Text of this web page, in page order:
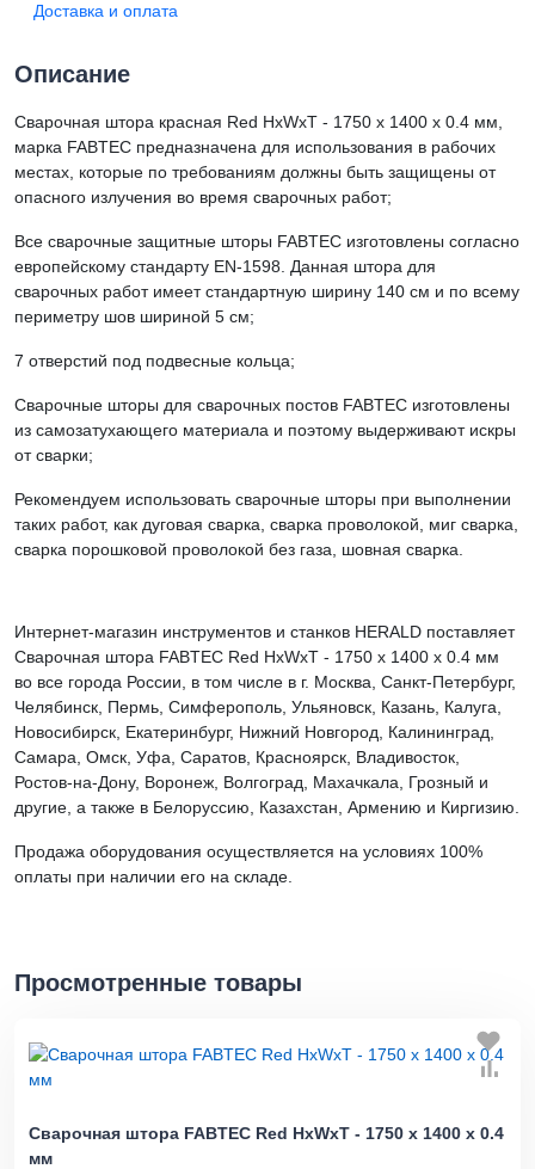
Доставка и оплата
Описание
Сварочная штора красная Red HхWхТ - 1750 х 1400 х 0.4 мм,
марка FABTEC предназначена для использования в рабочих
местах, которые по требованиям должны быть защищены от
опасного излучения во время сварочных работ;
Все сварочные защитные шторы FABTEC изготовлены согласно
европейскому стандарту EN-1598. Данная штора для
сварочных работ имеет стандартную ширину 140 см и по всему
периметру шов шириной 5 см;
7 отверстий под подвесные кольца;
Сварочные шторы для сварочных постов FABTEC изготовлены
из самозатухающего материала и поэтому выдерживают искры
от сварки;
Рекомендуем использовать сварочные шторы при выполнении
таких работ, как дуговая сварка, сварка проволокой, миг сварка,
сварка порошковой проволокой без газа, шовная сварка.
Интернет-магазин инструментов и станков HERALD поставляет
Сварочная штора FABTEC Red HхWхТ - 1750 х 1400 х 0.4 мм
во все города России, в том числе в г. Москва, Санкт-Петербург,
Челябинск, Пермь, Симферополь, Ульяновск, Казань, Калуга,
Новосибирск, Екатеринбург, Нижний Новгород, Калининград,
Самара, Омск, Уфа, Саратов, Красноярск, Владивосток,
Ростов-на-Дону, Воронеж, Волгоград, Махачкала, Грозный и
другие, а также в Белоруссию, Казахстан, Армению и Киргизию.
Продажа оборудования осуществляется на условиях 100%
оплаты при наличии его на складе.
Просмотренные товары
Сварочная штора FABTEC Red HхWхТ - 1750 х 1400 х 0.4
мм